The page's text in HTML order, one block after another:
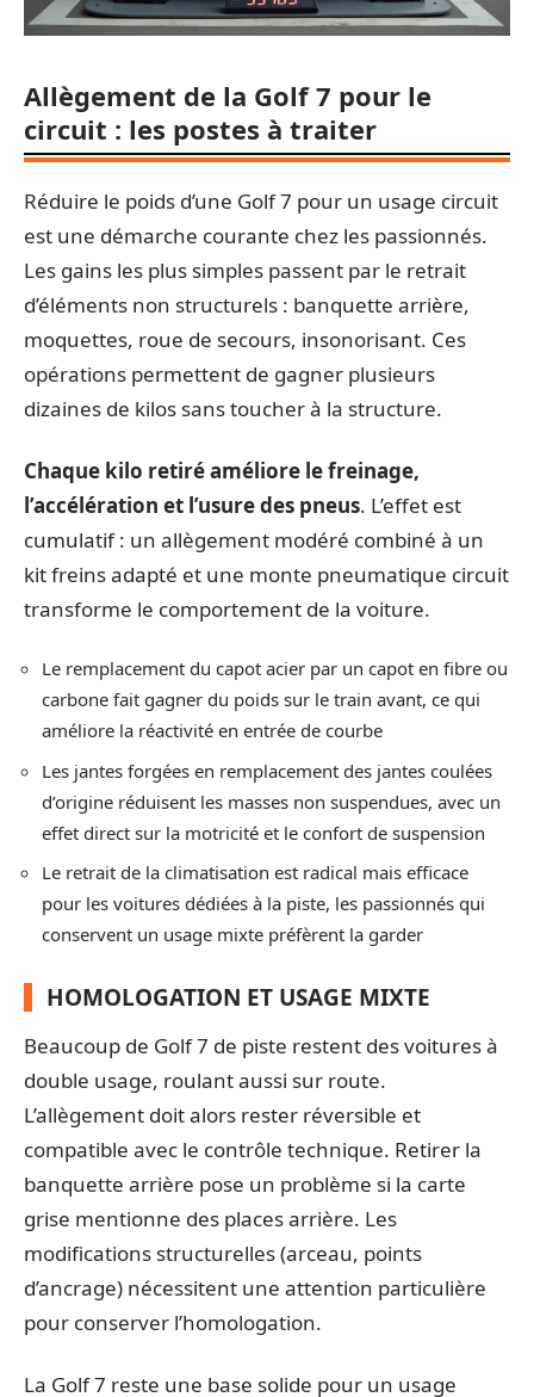
Allègement de la Golf 7 pour le
circuit : les postes à traiter
Réduire le poids d’une Golf 7 pour un usage circuit
est une démarche courante chez les passionnés.
Les gains les plus simples passent par le retrait
d’éléments non structurels : banquette arrière,
moquettes, roue de secours, insonorisant. Ces
opérations permettent de gagner plusieurs
dizaines de kilos sans toucher à la structure.
Chaque kilo retiré améliore le freinage,
l’accélération et l’usure des pneus. L’effet est
cumulatif : un allègement modéré combiné à un
kit freins adapté et une monte pneumatique circuit
transforme le comportement de la voiture.
Le remplacement du capot acier par un capot en fibre ou
carbone fait gagner du poids sur le train avant, ce qui
améliore la réactivité en entrée de courbe
Les jantes forgées en remplacement des jantes coulées
d’origine réduisent les masses non suspendues, avec un
effet direct sur la motricité et le confort de suspension
Le retrait de la climatisation est radical mais efficace
pour les voitures dédiées à la piste, les passionnés qui
conservent un usage mixte préfèrent la garder
HOMOLOGATION ET USAGE MIXTE
Beaucoup de Golf 7 de piste restent des voitures à
double usage, roulant aussi sur route.
L’allègement doit alors rester réversible et
compatible avec le contrôle technique. Retirer la
banquette arrière pose un problème si la carte
grise mentionne des places arrière. Les
modifications structurelles (arceau, points
d’ancrage) nécessitent une attention particulière
pour conserver l’homologation.
La Golf 7 reste une base solide pour un usage